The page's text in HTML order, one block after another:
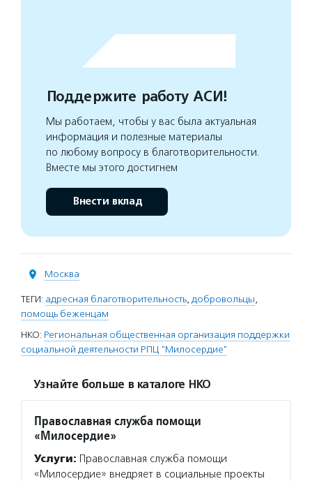
Поддержите работу АСИ!
Мы работаем, чтобы у вас была актуальная
информация и полезные материалы
по любому вопросу в благотворительности.
Вместе мы этого достигнем
Внести вклад
Москва
ТЕГИ: адресная благотворительность, добровольцы,
помощь беженцам
НКО: Региональная общественная организация поддержки
социальной деятельности РПЦ "Милосердие"
Узнайте больше в каталоге НКО
Православная служба помощи
«Милосердие»
Услуги: Православная служба помощи
«Милосердие» внедряет в социальные проекты